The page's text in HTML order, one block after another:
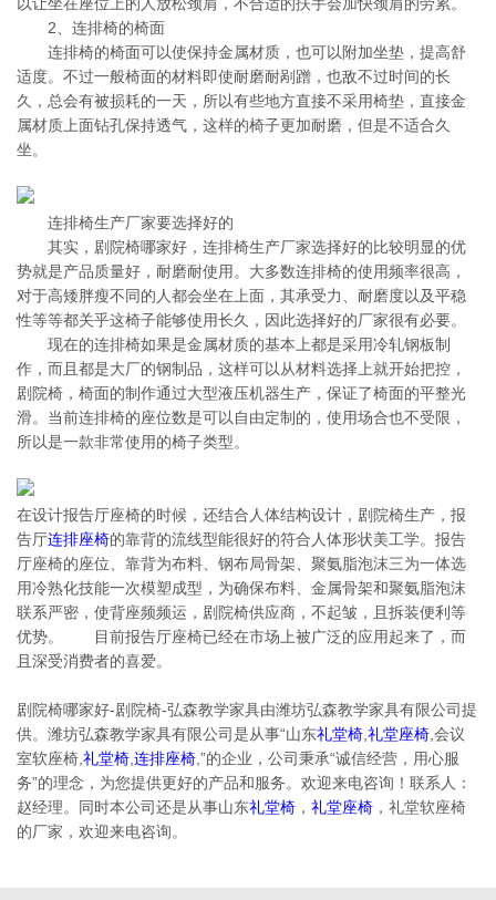
2、连排椅的椅面
连排椅的椅面可以使保持金属材质，也可以附加坐垫，提高舒
适度。不过一般椅面的材料即使耐磨耐剐蹭，也敌不过时间的长
久，总会有被损耗的一天，所以有些地方直接不采用椅垫，直接金
属材质上面钻孔保持透气，这样的椅子更加耐磨，但是不适合久
坐。
连排椅生产厂家要选择好的
其实，剧院椅哪家好，连排椅生产厂家选择好的比较明显的优
势就是产品质量好，耐磨耐使用。大多数连排椅的使用频率很高，
对于高矮胖瘦不同的人都会坐在上面，其承受力、耐磨度以及平稳
性等等都关乎这椅子能够使用长久，因此选择好的厂家很有必要。
现在的连排椅如果是金属材质的基本上都是采用冷轧钢板制
作，而且都是大厂的钢制品，这样可以从材料选择上就开始把控，
剧院椅，椅面的制作通过大型液压机器生产，保证了椅面的平整光
滑。当前连排椅的座位数是可以自由定制的，使用场合也不受限，
所以是一款非常使用的椅子类型。
在设计报告厅座椅的时候，还结合人体结构设计，剧院椅生产，报
告厅连排座椅的靠背的流线型能很好的符合人体形状美工学。报告
厅座椅的座位、靠背为布料、钢布局骨架、聚氨脂泡沫三为一体选
用冷熟化技能一次模塑成型，为确保布料、金属骨架和聚氨脂泡沫
联系严密，使背座频频运，剧院椅供应商，不起皱，且拆装便利等
优势。 目前报告厅座椅已经在市场上被广泛的应用起来了，而
且深受消费者的喜爱。
剧院椅哪家好-剧院椅-弘森教学家具由潍坊弘森教学家具有限公司提
供。潍坊弘森教学家具有限公司是从事“山东礼堂椅 礼堂座椅 ,会议
室软座椅, 礼堂椅 连排座椅 ,”的企业，公司秉承“诚信经营，用心服
务”的理念，为您提供更好的产品和服务。欢迎来电咨询！联系人：
赵经理。同时本公司还是从事山东礼堂椅 ， 礼堂座椅 ，礼堂软座椅
的厂家，欢迎来电咨询。